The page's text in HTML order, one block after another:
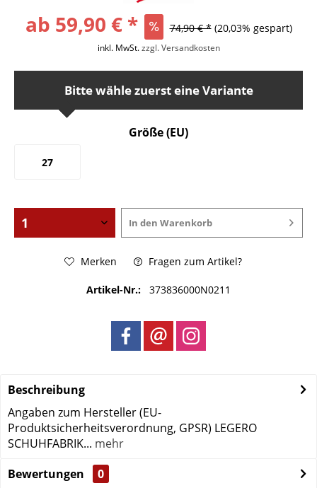
ab 59,90 € * 74,90 € * (20,03% gespart)
inkl. MwSt.zzgl. Versandkosten
Bitte wähle zuerst eine Variante
Größe (EU)
27
In den Warenkorb
Merken Fragen zum Artikel?
Artikel-Nr.: 373836000N0211
Beschreibung
Angaben zum Hersteller (EU-
Produktsicherheitsverordnung, GPSR) LEGERO
SCHUHFABRIK... mehr
Bewertungen
0